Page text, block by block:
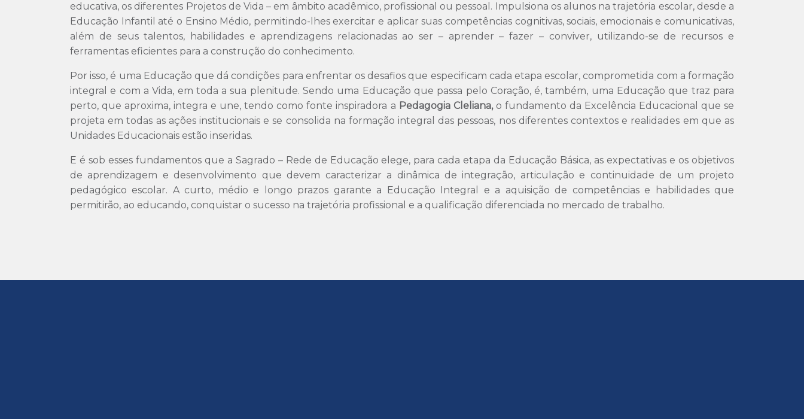
educativa, os diferentes Projetos de Vida – em âmbito acadêmico, profissional ou pessoal. Impulsiona os alunos na trajetória escolar, desde a
Educação Infantil até o Ensino Médio, permitindo-lhes exercitar e aplicar suas competências cognitivas, sociais, emocionais e comunicativas,
além de seus talentos, habilidades e aprendizagens relacionadas ao ser – aprender – fazer – conviver, utilizando-se de recursos e
ferramentas eficientes para a construção do conhecimento.
Por isso, é uma Educação que dá condições para enfrentar os desafios que especificam cada etapa escolar, comprometida com a formação
integral e com a Vida, em toda a sua plenitude. Sendo uma Educação que passa pelo Coração, é, também, uma Educação que traz para
perto, que aproxima, integra e une, tendo como fonte inspiradora a Pedagogia Cleliana,o fundamento da Excelência Educacional que se
projeta em todas as ações institucionais e se consolida na formação integral das pessoas, nos diferentes contextos e realidades em que as
Unidades Educacionais estão inseridas.
E é sob esses fundamentos que a Sagrado – Rede de Educação elege, para cada etapa da Educação Básica, as expectativas e os objetivos
de aprendizagem e desenvolvimento que devem caracterizar a dinâmica de integração, articulação e continuidade de um projeto
pedagógico escolar. A curto, médio e longo prazos garante a Educação Integral e a aquisição de competências e habilidades que
permitirão, ao educando, conquistar o sucesso na trajetória profissional e a qualificação diferenciada no mercado de trabalho.